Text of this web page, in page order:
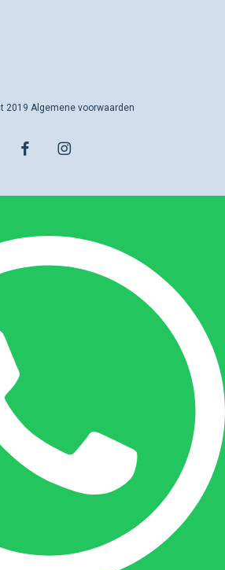
2019 Algemene voorwaarden
facebookinstagram